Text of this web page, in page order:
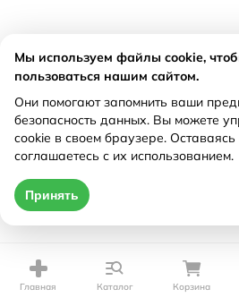
Главная Каталог Корзина
Мы используем файлы cookie,
пользоваться нашим сайтом.
Они помогают запомнить ваши
безопасность данных. Вы можете
cookie в своем браузере.
соглашаетесь с их использованием.
Принять